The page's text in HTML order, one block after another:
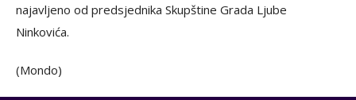
najavljeno od predsjednika Skupštine Grada Ljube
Ninkovića.
(Mondo)